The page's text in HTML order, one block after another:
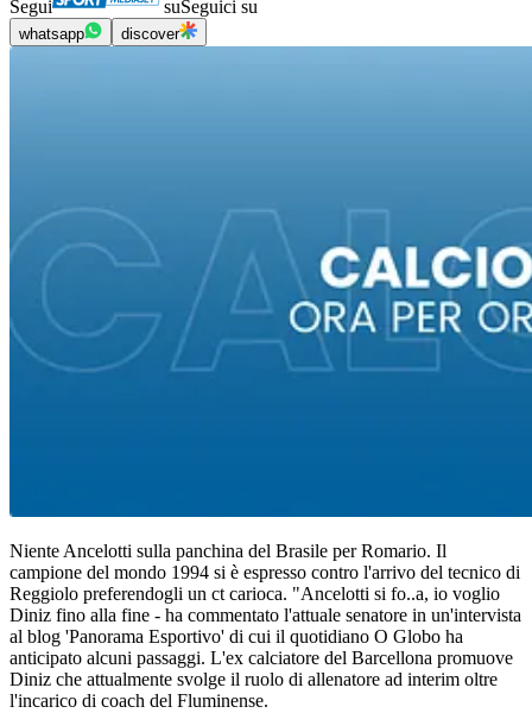
Segui suSeguici su
whatsapp discover
Niente Ancelotti sulla panchina del Brasile per Romario. Il
campione del mondo 1994 si è espresso contro l'arrivo del tecnico di
Reggiolo preferendogli un ct carioca. "Ancelotti si fo..a, io voglio
Diniz fino alla fine - ha commentato l'attuale senatore in un'intervista
al blog 'Panorama Esportivo' di cui il quotidiano O Globo ha
anticipato alcuni passaggi. L'ex calciatore del Barcellona promuove
Diniz che attualmente svolge il ruolo di allenatore ad interim oltre
l'incarico di coach del Fluminense.